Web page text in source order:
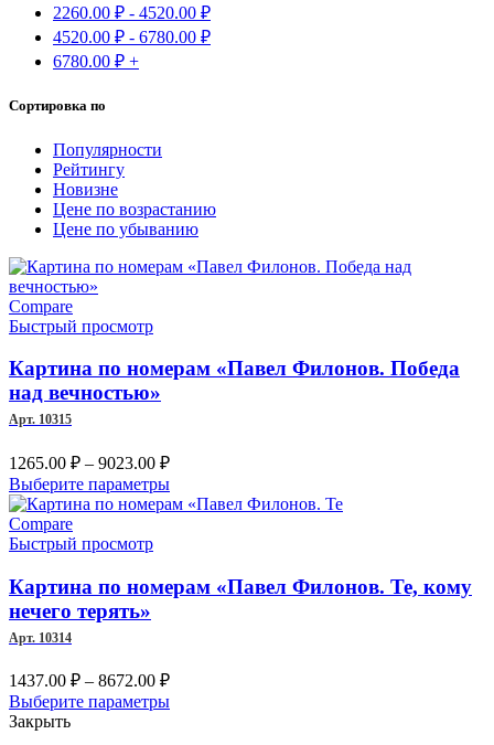
2260.00 ₽ - 4520.00 ₽
4520.00 ₽ - 6780.00 ₽
6780.00 ₽ +
Сортировка по
Популярности
Рейтингу
Новизне
Цене по возрастанию
Цене по убыванию
Compare
Быстрый просмотр
Картина по номерам «Павел Филонов. Победа
над вечностью»
Арт. 10315
1265.00 ₽ – 9023.00 ₽Диапазон
цен:
1265.00 ₽
Выберите параметрыЭтот
товар
Опции
можно
товара.
Compare
Быстрый просмотр
Картина по номерам «Павел Филонов. Те, кому
нечего терять»
Арт. 10314
1437.00 ₽ – 8672.00 ₽Диапазон
цен:
Выберите параметрыЭтот
Закрыть